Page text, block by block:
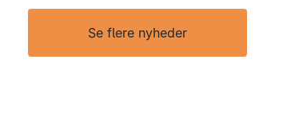
Se flere nyheder